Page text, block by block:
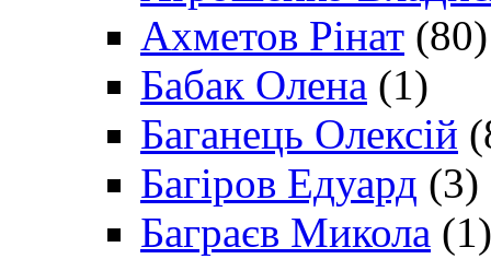
Ахметов Рінат (80)
Бабак Олена (1)
Баганець Олексій
Багіров Едуард (3)
Баграєв Микола (1)